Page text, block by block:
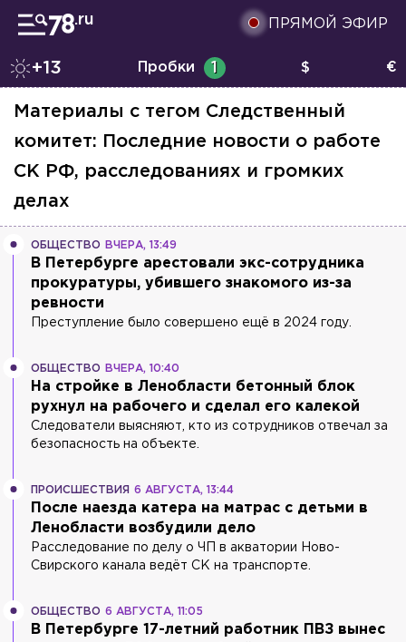
ПРЯМОЙ ЭФИР
+13 Пробки 1 $ €
Материалы с тегом Следственный
комитет: Последние новости о работе
СК РФ, расследованиях и громких
делах
ОБЩЕСТВО ВЧЕРА, 13:49
В Петербурге арестовали экс-сотрудника
прокуратуры, убившего знакомого из-за
ревности
Преступление было совершено ещё в 2024 году.
ОБЩЕСТВО ВЧЕРА, 10:40
На стройке в Ленобласти бетонный блок
рухнул на рабочего и сделал его калекой
Следователи выясняют, кто из сотрудников отвечал за
безопасность на объекте.
ПРОИСШЕСТВИЯ 6 АВГУСТА, 13:44
После наезда катера на матрас с детьми в
Ленобласти возбудили дело
Расследование по делу о ЧП в акватории Ново-
Свирского канала ведёт СК на транспорте.
ОБЩЕСТВО 6 АВГУСТА, 11:05
В Петербурге 17-летний работник ПВЗ вынес